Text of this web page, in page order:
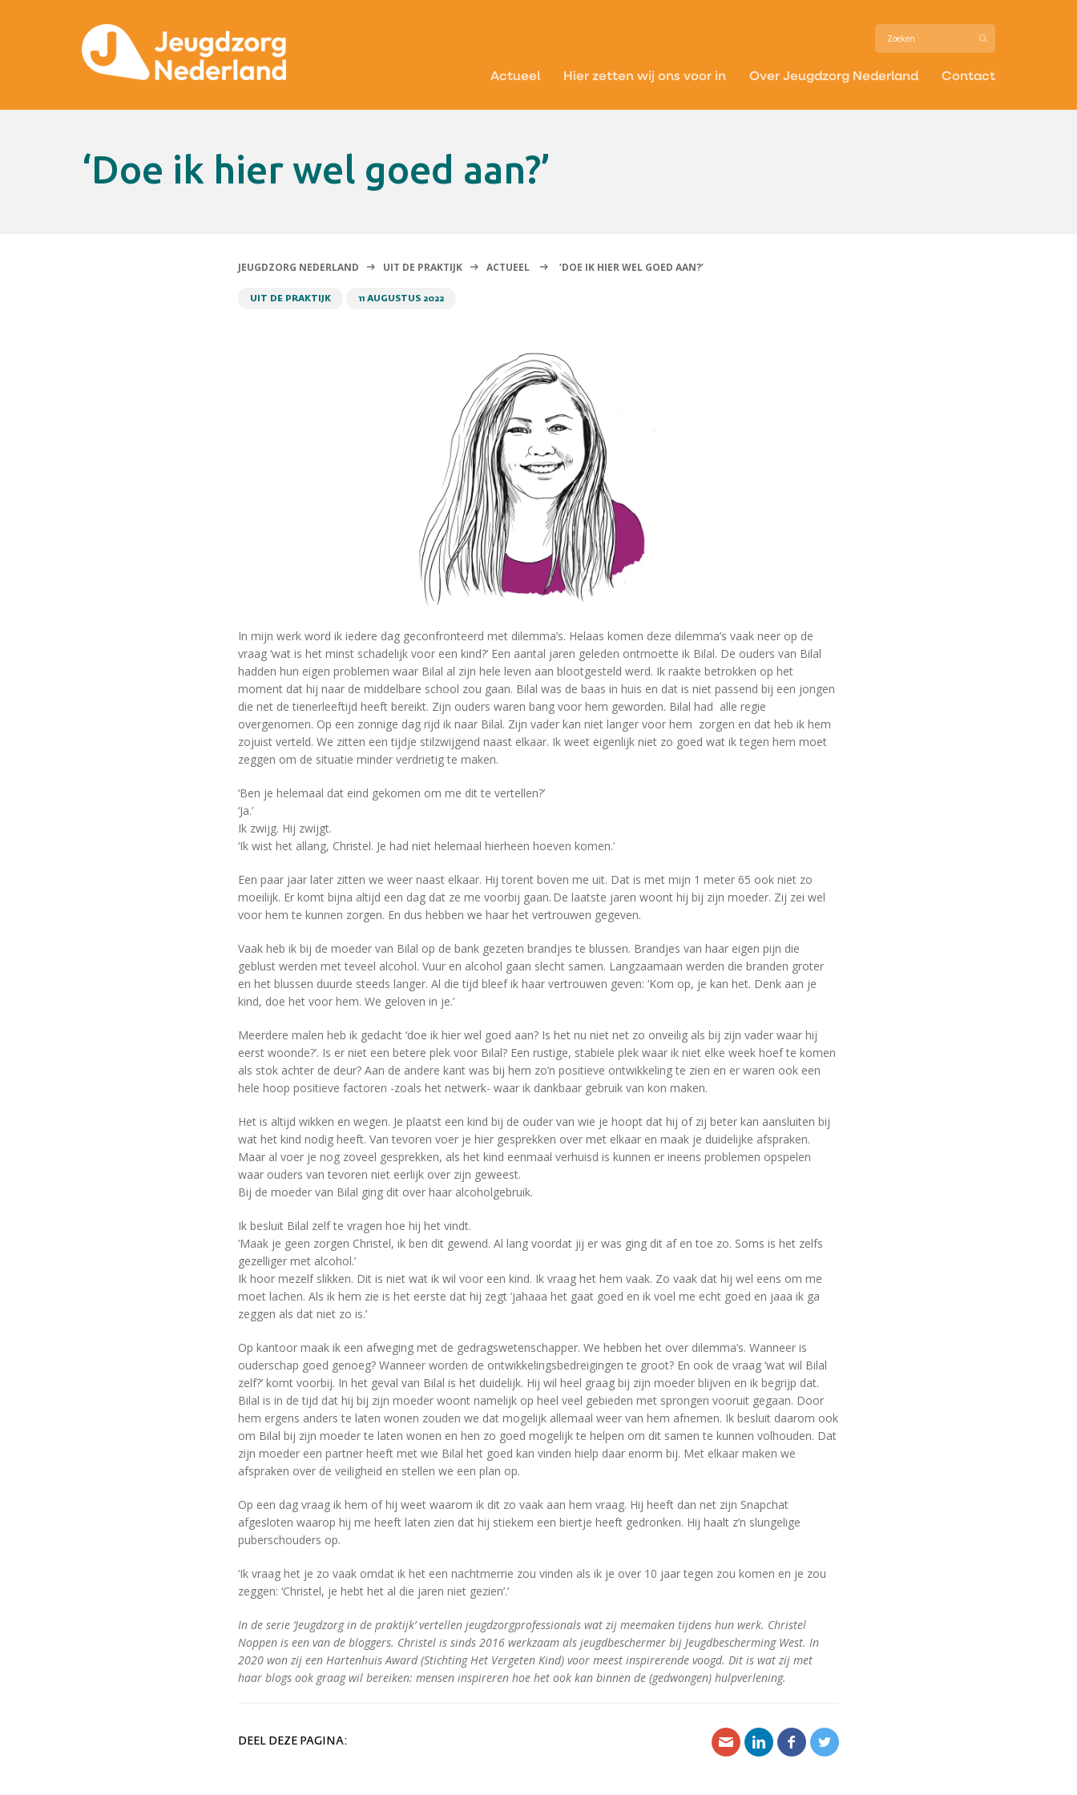
Actueel Hier zetten wij ons voor in Over Jeugdzorg Nederland Contact
‘Doe ik hier wel goed aan?’
JEUGDZORG NEDERLAND UIT DE PRAKTIJK ACTUEEL ‘DOE IK HIER WEL GOED AAN?’
UIT DE PRAKTIJK 11 AUGUSTUS 2022
In mijn werk word ik iedere dag geconfronteerd met dilemma’s. Helaas komen deze dilemma’s vaak neer op de
vraag ‘wat is het minst schadelijk voor een kind?’ Een aantal jaren geleden ontmoette ik Bilal. De ouders van Bilal
hadden hun eigen problemen waar Bilal al zijn hele leven aan blootgesteld werd. Ik raakte betrokken op het
moment dat hij naar de middelbare school zou gaan. Bilal was de baas in huis en dat is niet passend bij een jongen
die net de tienerleeftijd heeft bereikt. Zijn ouders waren bang voor hem geworden. Bilal had alle regie
overgenomen. Op een zonnige dag rijd ik naar Bilal. Zijn vader kan niet langer voor hem zorgen en dat heb ik hem
zojuist verteld. We zitten een tijdje stilzwijgend naast elkaar. Ik weet eigenlijk niet zo goed wat ik tegen hem moet
zeggen om de situatie minder verdrietig te maken.
‘Ben je helemaal dat eind gekomen om me dit te vertellen?’
‘Ja.’
Ik zwijg. Hij zwijgt.
‘Ik wist het allang, Christel. Je had niet helemaal hierheen hoeven komen.’
Een paar jaar later zitten we weer naast elkaar. Hij torent boven me uit. Dat is met mijn 1 meter 65 ook niet zo
moeilijk. Er komt bijna altijd een dag dat ze me voorbij gaan. De laatste jaren woont hij bij zijn moeder. Zij zei wel
voor hem te kunnen zorgen. En dus hebben we haar het vertrouwen gegeven.
Vaak heb ik bij de moeder van Bilal op de bank gezeten brandjes te blussen. Brandjes van haar eigen pijn die
geblust werden met teveel alcohol. Vuur en alcohol gaan slecht samen. Langzaamaan werden die branden groter
en het blussen duurde steeds langer. Al die tijd bleef ik haar vertrouwen geven: ‘Kom op, je kan het. Denk aan je
kind, doe het voor hem. We geloven in je.’
Meerdere malen heb ik gedacht ‘doe ik hier wel goed aan? Is het nu niet net zo onveilig als bij zijn vader waar hij
eerst woonde?’. Is er niet een betere plek voor Bilal? Een rustige, stabiele plek waar ik niet elke week hoef te komen
als stok achter de deur? Aan de andere kant was bij hem zo’n positieve ontwikkeling te zien en er waren ook een
hele hoop positieve factoren -zoals het netwerk- waar ik dankbaar gebruik van kon maken.
Het is altijd wikken en wegen. Je plaatst een kind bij de ouder van wie je hoopt dat hij of zij beter kan aansluiten bij
wat het kind nodig heeft. Van tevoren voer je hier gesprekken over met elkaar en maak je duidelijke afspraken.
Maar al voer je nog zoveel gesprekken, als het kind eenmaal verhuisd is kunnen er ineens problemen opspelen
waar ouders van tevoren niet eerlijk over zijn geweest.
Bij de moeder van Bilal ging dit over haar alcoholgebruik.
Ik besluit Bilal zelf te vragen hoe hij het vindt.
‘Maak je geen zorgen Christel, ik ben dit gewend. Al lang voordat jij er was ging dit af en toe zo. Soms is het zelfs
gezelliger met alcohol.’
Ik hoor mezelf slikken. Dit is niet wat ik wil voor een kind. Ik vraag het hem vaak. Zo vaak dat hij wel eens om me
moet lachen. Als ik hem zie is het eerste dat hij zegt ‘jahaaa het gaat goed en ik voel me echt goed en jaaa ik ga
zeggen als dat niet zo is.’
Op kantoor maak ik een afweging met de gedragswetenschapper. We hebben het over dilemma’s. Wanneer is
ouderschap goed genoeg? Wanneer worden de ontwikkelingsbedreigingen te groot? En ook de vraag ‘wat wil Bilal
zelf?’ komt voorbij. In het geval van Bilal is het duidelijk. Hij wil heel graag bij zijn moeder blijven en ik begrijp dat.
Bilal is in de tijd dat hij bij zijn moeder woont namelijk op heel veel gebieden met sprongen vooruit gegaan. Door
hem ergens anders te laten wonen zouden we dat mogelijk allemaal weer van hem afnemen. Ik besluit daarom ook
om Bilal bij zijn moeder te laten wonen en hen zo goed mogelijk te helpen om dit samen te kunnen volhouden. Dat
zijn moeder een partner heeft met wie Bilal het goed kan vinden hielp daar enorm bij. Met elkaar maken we
afspraken over de veiligheid en stellen we een plan op.
Op een dag vraag ik hem of hij weet waarom ik dit zo vaak aan hem vraag. Hij heeft dan net zijn Snapchat
afgesloten waarop hij me heeft laten zien dat hij stiekem een biertje heeft gedronken. Hij haalt z’n slungelige
puberschouders op.
‘Ik vraag het je zo vaak omdat ik het een nachtmerrie zou vinden als ik je over 10 jaar tegen zou komen en je zou
zeggen: ‘Christel, je hebt het al die jaren niet gezien’.’
In de serie ‘Jeugdzorg in de praktijk’ vertellen jeugdzorgprofessionals wat zij meemaken tijdens hun werk. Christel
Noppen is een van de bloggers. Christel is sinds 2016 werkzaam als jeugdbeschermer bij Jeugdbescherming West. In
2020 won zij een Hartenhuis Award (Stichting Het Vergeten Kind) voor meest inspirerende voogd. Dit is wat zij met
haar blogs ook graag wil bereiken: mensen inspireren hoe het ook kan binnen de (gedwongen) hulpverlening.
DEEL DEZE PAGINA: